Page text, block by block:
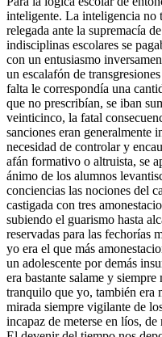
inteligente. La inteligencia no
relegada ante la supremacía
indisciplinas escolares se
con un entusiasmo
un escalafón de
falta le correspondía una
que no prescribían, se iban
veinticinco, la fatal
sanciones eran generalmente
necesidad de controlar y
afán formativo o altruista, se
ánimo de los alumnos
conciencias las nociones del
castigada con tres
subiendo el guarismo hasta
reservadas para las fechorías
yo era el que más
un adolescente por demás
era bastante salame y
tranquilo que yo, también era
mirada siempre vigilante de
incapaz de meterse en líos,